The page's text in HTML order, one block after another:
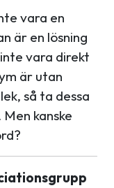
vara en
är en lösning
vara direkt
är utan
så ta dessa
kanske